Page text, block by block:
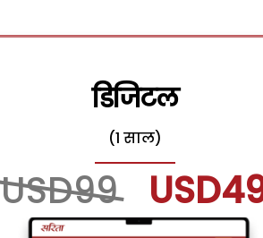
डिजिटल
(1 साल)
USD99